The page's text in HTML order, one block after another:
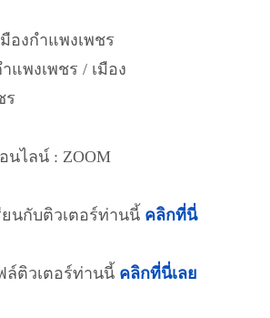
องกำแพงเพชร
แพงเพชร / เมือง
ร
นไลน์ : ZOOM
นกับติวเตอร์ท่านนี้ คลิกที่นี่
ล์ติวเตอร์ท่านนี้ คลิกที่นี่เลย